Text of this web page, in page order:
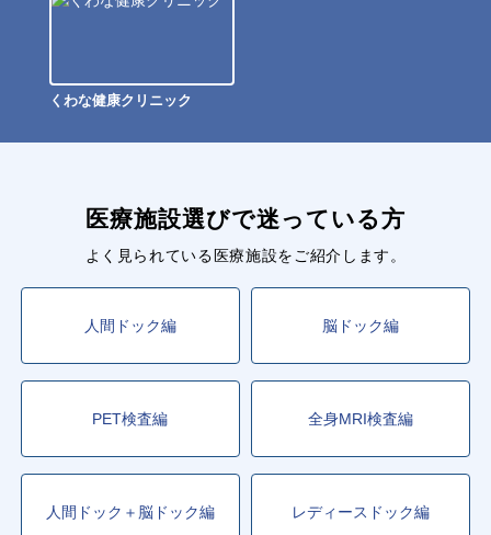
くわな健康クリニック
医療施設選びで迷っている方
よく見られている医療施設をご紹介します。
人間ドック編 脳ドック編
PET検査編 全身MRI検査編
人間ドック＋脳ドック編 レディースドック編